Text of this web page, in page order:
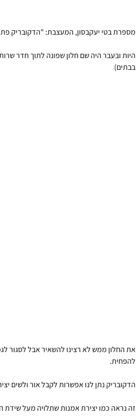
מספרת בטי יעקבסון, המעצבת: "הדקובריק
בבתים)
את החלון ממש לא רצינו להשאיר אבל לסגור
להפחית.
הדקובריק נתן לנו אפשרות לקבל אור ולשים
זה נראה כמו יצירת אמנות שתלויה מעל שידת